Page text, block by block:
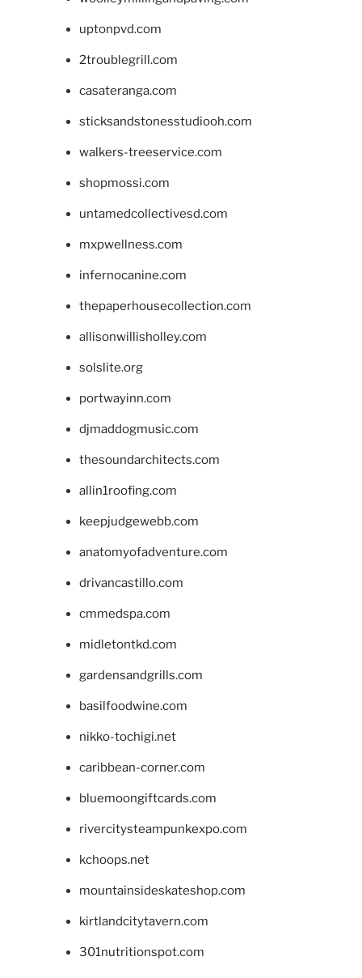
uptonpvd.com
2troublegrill.com
casateranga.com
sticksandstonesstudiooh.com
walkers-treeservice.com
shopmossi.com
untamedcollectivesd.com
mxpwellness.com
infernocanine.com
thepaperhousecollection.com
allisonwillisholley.com
solslite.org
portwayinn.com
djmaddogmusic.com
thesoundarchitects.com
allin1roofing.com
keepjudgewebb.com
anatomyofadventure.com
drivancastillo.com
cmmedspa.com
midletontkd.com
gardensandgrills.com
basilfoodwine.com
nikko-tochigi.net
caribbean-corner.com
bluemoongiftcards.com
rivercitysteampunkexpo.com
kchoops.net
mountainsideskateshop.com
kirtlandcitytavern.com
301nutritionspot.com